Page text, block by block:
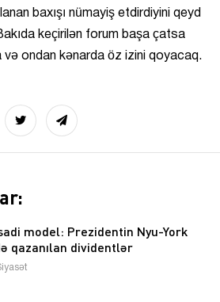
baxışı nümayiş etdirdiyini qeyd
keçirilən forum başa çatsa
və ondan kənarda öz izini qoyacaq.
model: Prezidentin Nyu-York
qazanılan dividentlər